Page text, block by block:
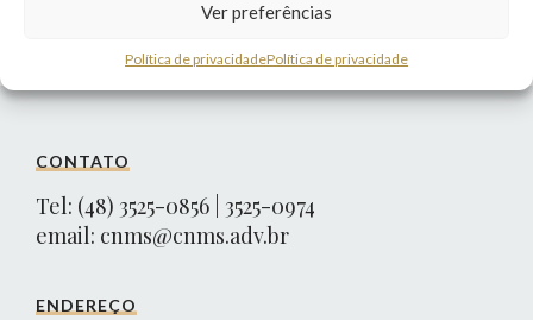
Ver preferências
Política de privacidadePolítica de privacidade
CONTATO
Tel: (48) 3525-0856 | 3525-0974
email: cnms@cnms.adv.br
ENDEREÇO